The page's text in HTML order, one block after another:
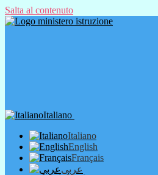
Salta al contenuto
Italiano
Italiano
English
Français
عربى